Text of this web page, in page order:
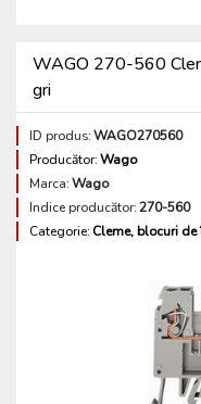
WAGO 270-560
gri
ID produs:WAGO270560
Producător:Wago
Marca:Wago
Indice producător:270-560
Categorie: Cleme, blocuri